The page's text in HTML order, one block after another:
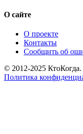
О сайте
О проекте
Контакты
Сообщить об
© 2012-2025
Политика